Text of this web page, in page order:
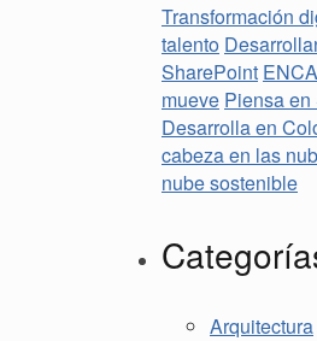
Transformación
talento
SharePoint
mueve Piensa en
Desarrolla en
cabeza en las
nube sostenible
Arquitectura